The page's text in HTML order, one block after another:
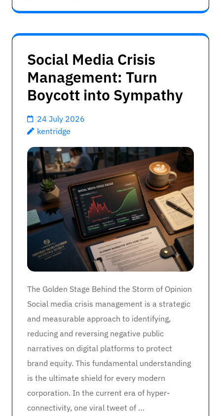
Social Media Crisis
Management: Turn
Boycott into Sympathy
24 July 2026
kentridge
The Golden Stage Behind the Storm of Opinion
Social media crisis management is a strategic
and measurable approach to identifying,
reducing and reversing negative public
narratives on digital platforms to protect
brand equity. This fundamental understanding
is the ultimate shield for every modern
corporation. In the current era of hyper-
connectivity, one viral tweet of …